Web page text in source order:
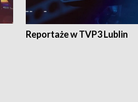
Reportaże w TVP3 Lublin